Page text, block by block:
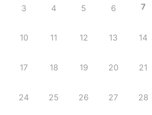
3 4 5 6 7
10 11 12 13 14
17 18 19 20 21
24 25 26 27 28